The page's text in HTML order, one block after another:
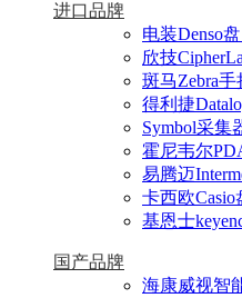
进口品牌
电装Denso
欣技
斑马Zebra手
得利捷
Symbol采集
霍尼韦尔
易腾迈
卡西欧Casio
基恩士
国产品牌
海康威视智